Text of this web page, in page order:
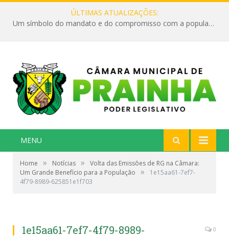
ÚLTIMAS ATUALIZAÇÕES:
Um símbolo do mandato e do compromisso com a população
MENU
Home » Notícias »
Volta das Emissões de RG na Câmara:
Um Grande Benefício para a População
»
1e15aa61-7ef7-
4f79-8989-625851e1f703
1e15aa61-7ef7-4f79-8989-
0